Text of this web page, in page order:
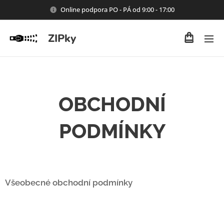
Online podpora PO - PÁ od 9:00 - 17:00
ZIPky
OBCHODNÍ
PODMÍNKY
Všeobecné obchodní podmínky